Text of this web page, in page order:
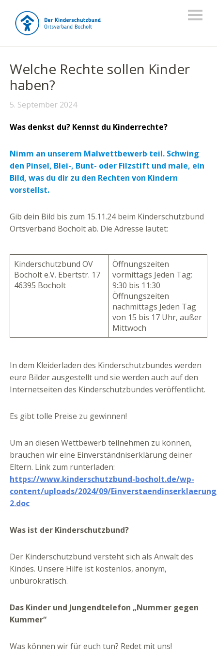
Welche Rechte sollen Kinder
haben?
5. September 2024
Was denkst du? Kennst du Kinderrechte?
Nimm an unserem Malwettbewerb teil. Schwing
den Pinsel, Blei-, Bunt- oder Filzstift und male, ein
Bild, was du dir zu den Rechten von Kindern
vorstellst.
Gib dein Bild bis zum 15.11.24 beim Kinderschutzbund
Ortsverband Bocholt ab. Die Adresse lautet:
Kinderschutzbund OV
Bocholt e.V. Ebertstr. 17
46395 Bocholt
Öffnungszeiten
vormittags Jeden Tag:
9:30 bis 11:30
Öffnungszeiten
nachmittags Jeden Tag
von 15 bis 17 Uhr, außer
Mittwoch
In dem Kleiderladen des Kinderschutzbundes werden
eure Bilder ausgestellt und sie werden auch auf den
Internetseiten des Kinderschutzbundes veröffentlicht.
Es gibt tolle Preise zu gewinnen!
Um an diesen Wettbewerb teilnehmen zu können,
brauchen wir eine Einverständniserklärung deiner
Eltern. Link zum runterladen:
https://www.kinderschutzbund-bocholt.de/wp-
content/uploads/2024/09/
2.doc
Was ist der Kinderschutzbund?
Der Kinderschutzbund versteht sich als Anwalt des
Kindes. Unsere Hilfe ist kostenlos, anonym,
unbürokratisch.
Das Kinder und Jungendtelefon „Nummer gegen
Kummer“
Was können wir für euch tun? Redet mit uns!